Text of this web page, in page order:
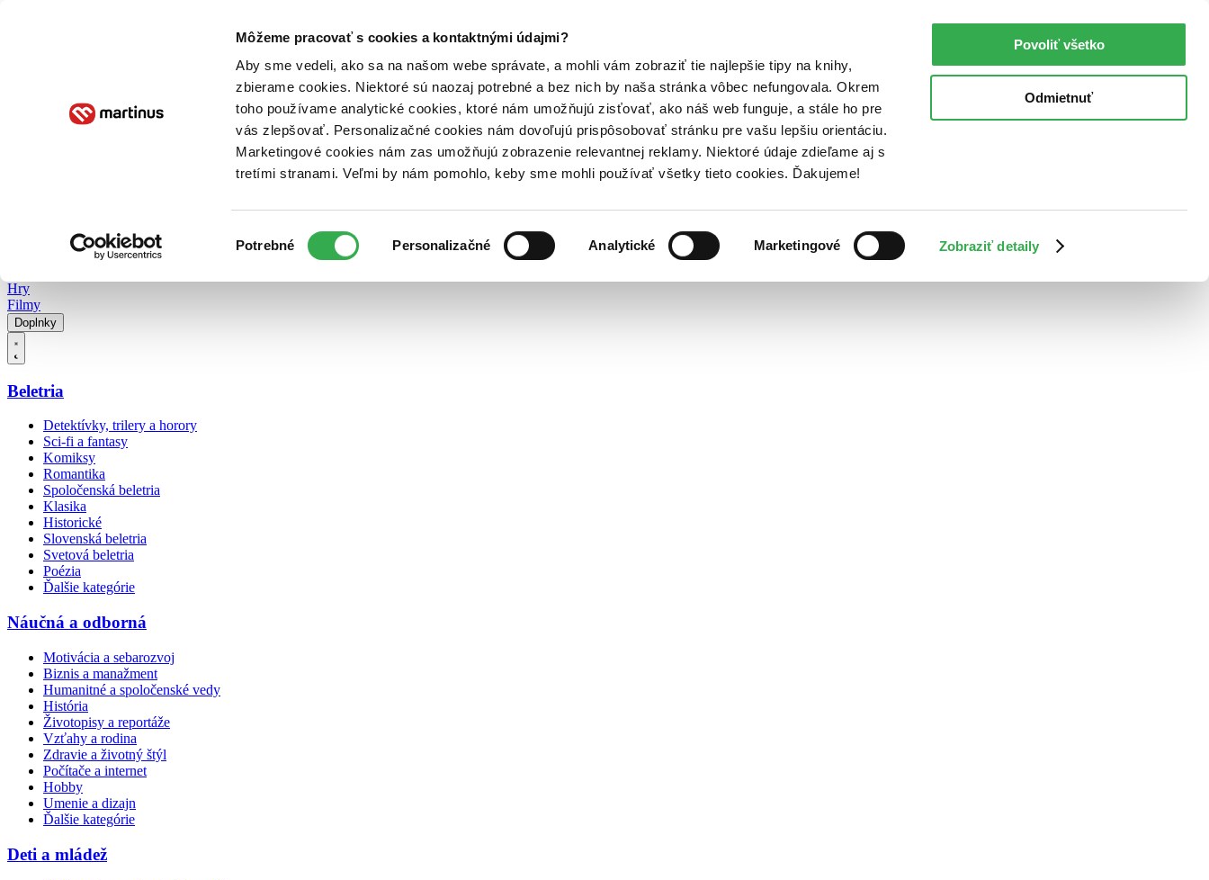
Môžeme pracovať s cookies a kontaktnými údajmi?
Aby sme vedeli, ako sa na našom webe správate, a mohli vám zobraziť tie najlepšie tipy na knihy,
zbierame cookies. Niektoré sú naozaj potrebné a bez nich by naša stránka vôbec nefungovala. Okrem
toho používame analytické cookies, ktoré nám umožňujú zisťovať, ako náš web funguje, a stále ho pre
vás zlepšovať. Personalizačné cookies nám dovoľujú prispôsobovať stránku pre vašu lepšiu orientáciu.
Marketingové cookies nám zas umožňujú zobrazenie relevantnej reklamy. Niektoré údaje zdieľame aj s
tretími stranami. Veľmi by nám pomohlo, keby sme mohli používať všetky tieto cookies. Ďakujeme!
súhlasu
Potrebné Personalizačné Analytické Marketingové Zobraziť detaily
Povoliť všetko
Odmietnuť
Poukážky Kontakt
Hry
Filmy
Doplnky
Beletria
Detektívky, trilery a horory
Sci-fi a fantasy
Komiksy
Romantika
Spoločenská beletria
Klasika
Historické
Slovenská beletria
Svetová beletria
Poézia
Ďalšie kategórie
Náučná a odborná
Motivácia a sebarozvoj
Biznis a manažment
Humanitné a spoločenské vedy
História
Životopisy a reportáže
Vzťahy a rodina
Zdravie a životný štýl
Počítače a internet
Hobby
Umenie a dizajn
Ďalšie kategórie
Deti a mládež